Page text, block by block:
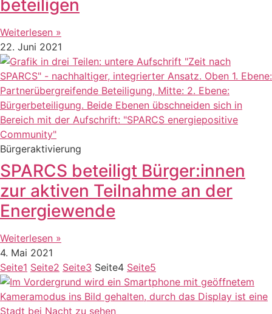
beteiligen
Weiterlesen »
22. Juni 2021
Bürgeraktivierung
SPARCS beteiligt Bürger:innen
zur aktiven Teilnahme an der
Energiewende
Weiterlesen »
4. Mai 2021
Seite1 Seite2 Seite3 Seite4 Seite5